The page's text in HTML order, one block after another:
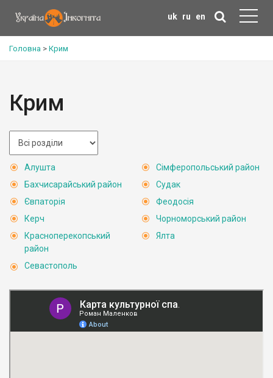
uk ru en
Головна > Крим
Крим
Алушта
Бахчисарайський район
Євпаторія
Керч
Красноперекопський
район
Севастополь
Сімферопольський район
Судак
Феодосія
Чорноморський район
Ялта